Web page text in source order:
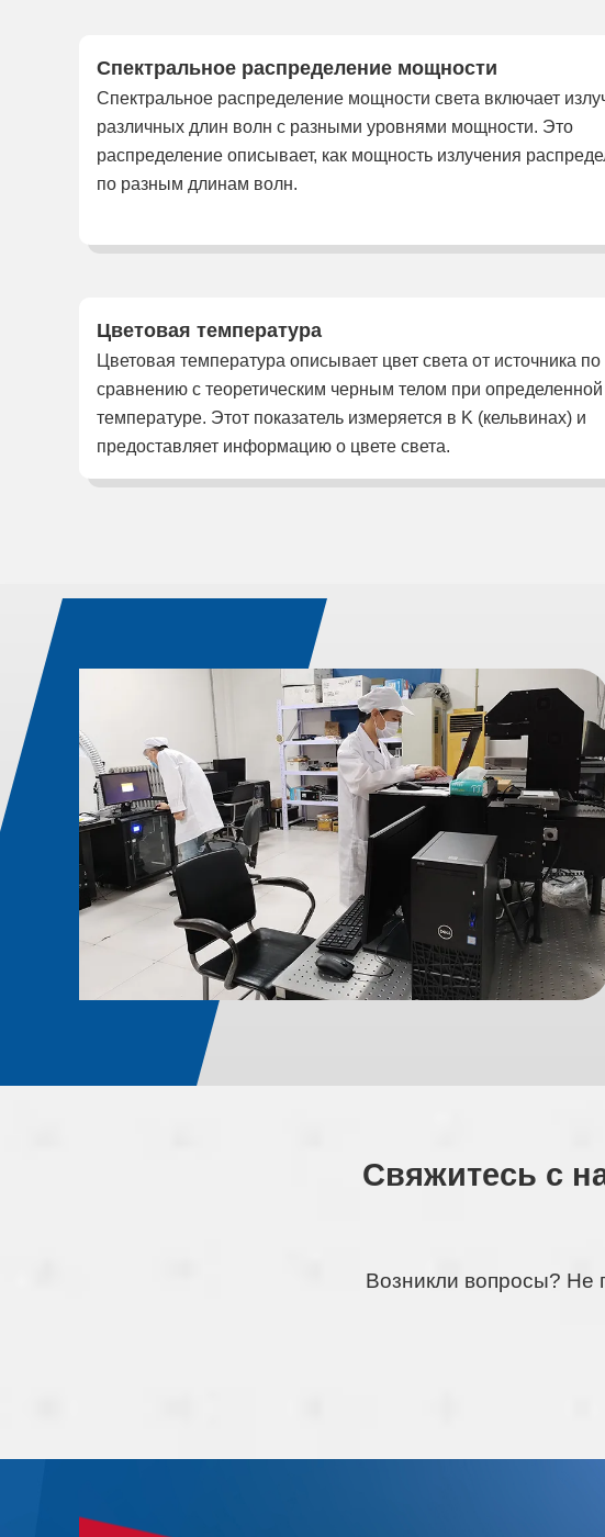
Спектральное распределение мощности
Спектральное распределение мощности света включает
различных длин волн с разными уровнями мощности. Это
распределение описывает, как мощность излучения
по разным длинам волн.
Цветовая температура
Цветовая температура описывает цвет света от источника по
сравнению с теоретическим черным телом при определенной
температуре. Этот показатель измеряется в K (кельвинах) и
предоставляет информацию о цвете света.
Свяжитесь с
Возникли вопросы? Не